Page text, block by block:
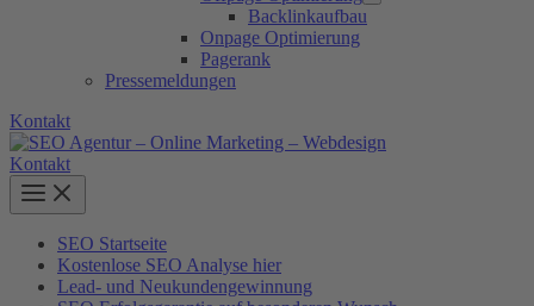
Backlinkaufbau
Onpage Optimierung
Pagerank
Pressemeldungen
Kontakt
Kontakt
SEO Startseite
Kostenlose SEO Analyse hier
Lead- und Neukundengewinnung